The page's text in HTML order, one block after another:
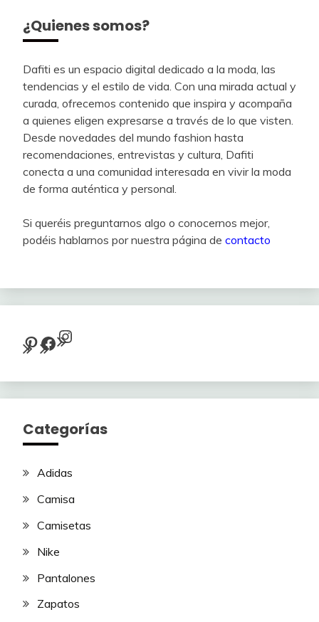
¿Quienes somos?
Dafiti es un espacio digital dedicado a la moda, las
tendencias y el estilo de vida. Con una mirada actual y
curada, ofrecemos contenido que inspira y acompaña
a quienes eligen expresarse a través de lo que visten.
Desde novedades del mundo fashion hasta
recomendaciones, entrevistas y cultura, Dafiti
conecta a una comunidad interesada en vivir la moda
de forma auténtica y personal.
Si queréis preguntarnos algo o conocernos mejor,
podéis hablarnos por nuestra página de contacto
Pinterest
Facebook
Instagram
Categorías
Adidas
Camisa
Camisetas
Nike
Pantalones
Zapatos